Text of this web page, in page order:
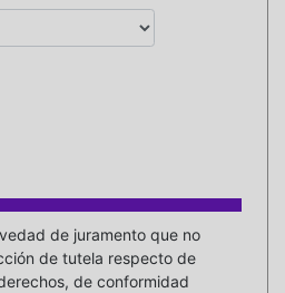
de juramento que no
de tutela respecto de
de conformidad